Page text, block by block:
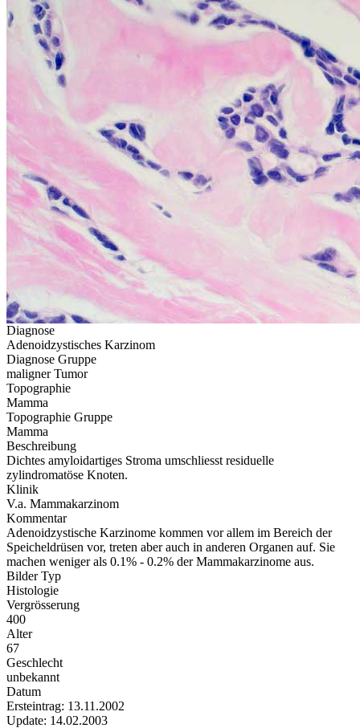
Diagnose
Adenoidzystisches Karzinom
Diagnose Gruppe
maligner Tumor
Topographie
Mamma
Topographie Gruppe
Mamma
Beschreibung
Dichtes amyloidartiges Stroma umschliesst residuelle
zylindromatöse Knoten.
Klinik
V.a. Mammakarzinom
Kommentar
Adenoidzystische Karzinome kommen vor allem im Bereich der
Speicheldrüsen vor, treten aber auch in anderen Organen auf. Sie
machen weniger als 0.1% - 0.2% der Mammakarzinome aus.
Bilder Typ
Histologie
Vergrösserung
400
Alter
67
Geschlecht
unbekannt
Datum
Ersteintrag: 13.11.2002
Update: 14.02.2003